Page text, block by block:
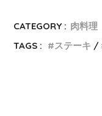
CATEGORY : 肉料理
TAGS :
ステーキ